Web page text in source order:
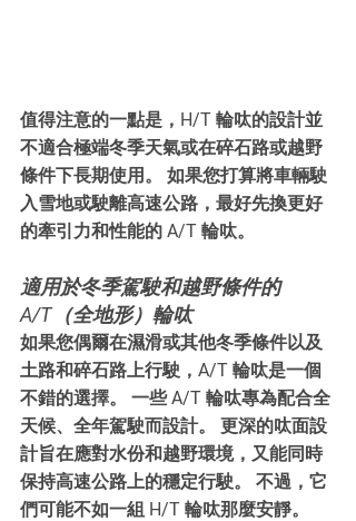
值得注意的一點是，H/T 輪呔的設計並
不適合極端冬季天氣或在碎石路或越野
條件下長期使用。 如果您打算將車輛駛
入雪地或駛離高速公路，最好先換更好
的牽引力和性能的 A/T 輪呔。
適用於冬季駕駛和越野條件的
A/T（全地形）輪呔
如果您偶爾在濕滑或其他冬季條件以及
土路和碎石路上行駛，A/T 輪呔是一個
不錯的選擇。 一些 A/T 輪呔專為配合全
天候、全年駕駛而設計。 更深的呔面設
計旨在應對水份和越野環境，又能同時
保持高速公路上的穩定行駛。 不過，它
們可能不如一組 H/T 輪呔那麼安靜。